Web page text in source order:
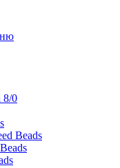
8/0
Beads